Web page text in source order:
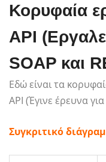
Κορυφαία
API
SOAP και
Εδώ είναι τα
API (Έγινε έρευνα
Συγκριτικό